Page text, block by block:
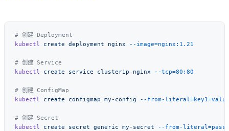
kubectl create deployment nginx
kubectl create service clusterip nginx
kubectl create configmap my-config
kubectl create secret generic my-secret